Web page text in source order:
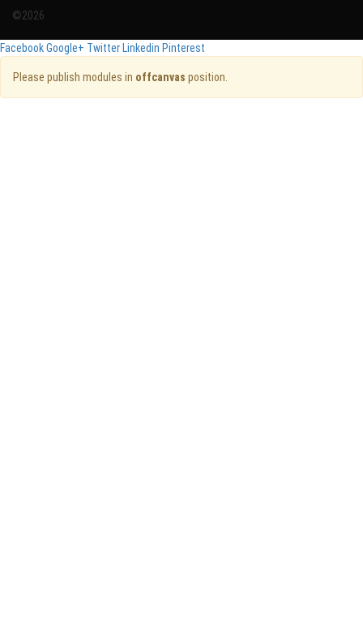
©2026
FacebookGoogle+ Twitter Linkedin Pinterest
Please publish modules in offcanvas position.